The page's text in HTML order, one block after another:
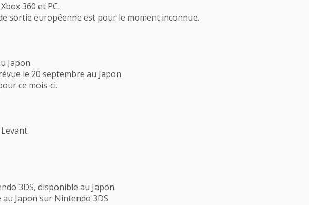
360 et PC.
sortie européenne est pour le moment inconnue.
Japon.
le 20 septembre au Japon.
ce mois-ci.
3DS, disponible au Japon.
au Japon sur Nintendo 3DS